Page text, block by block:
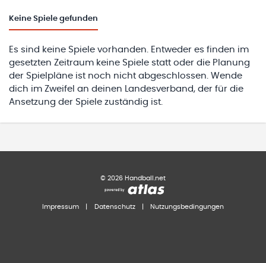
Keine Spiele gefunden
Es sind keine Spiele vorhanden. Entweder es finden im
gesetzten Zeitraum keine Spiele statt oder die Planung
der Spielpläne ist noch nicht abgeschlossen. Wende
dich im Zweifel an deinen Landesverband, der für die
Ansetzung der Spiele zuständig ist.
© 2026 Handball.net
Impressum Datenschutz Nutzungsbedingungen